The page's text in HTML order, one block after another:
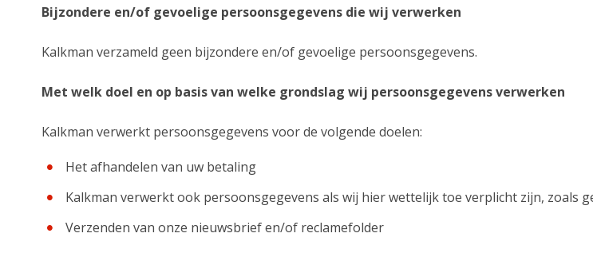
Bijzondere en/of gevoelige persoonsgegevens die wij verwerken
Kalkman verzameld geen bijzondere en/of gevoelige persoonsgegevens.
Met welk doel en op basis van welke grondslag wij persoonsgegevens verwerken
Kalkman verwerkt persoonsgegevens voor de volgende doelen:
Het afhandelen van uw betaling
Kalkman verwerkt ook persoonsgegevens als wij hier wettelijk toe verplicht zijn, zoals
Verzenden van onze nieuwsbrief en/of reclamefolder